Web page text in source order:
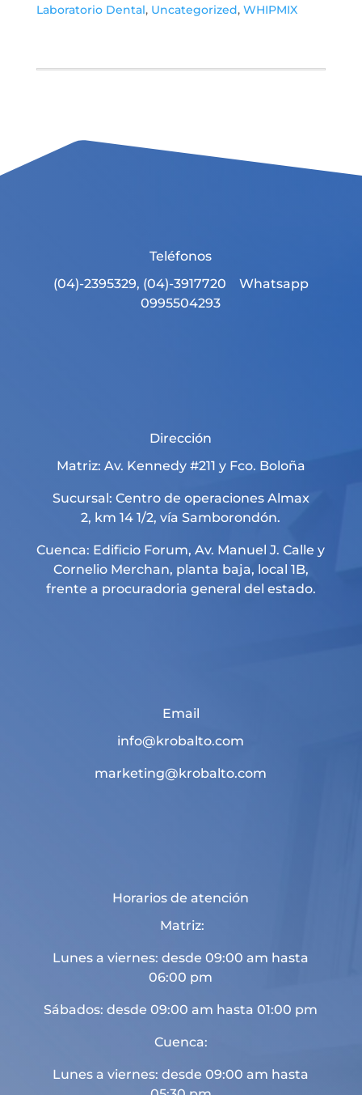
Laboratorio Dental, Uncategorized, WHIPMIX
Teléfonos
(04)-2395329, (04)-3917720 Whatsapp
0995504293
Dirección
Matriz: Av. Kennedy #211 y Fco. Boloña
Sucursal: Centro de operaciones Almax
2, km 14 1/2, vía Samborondón.
Cuenca: Edificio Forum, Av. Manuel J. Calle y
Cornelio Merchan, planta baja, local 1B,
frente a procuradoria general del estado.
Email
info@krobalto.com
marketing@krobalto.com
Horarios de atención
Matriz:
Lunes a viernes: desde 09:00 am hasta
06:00 pm
Sábados: desde 09:00 am hasta 01:00 pm
Cuenca:
Lunes a viernes: desde 09:00 am hasta